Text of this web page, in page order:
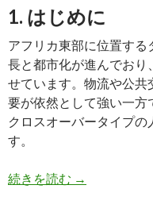
1. はじめに
アフリカ東部に位置す
長と都市化が進んでおり
せています。物流や公共
要が依然として強い一方
クロスオーバータイプ
す。
続きを読む 【買
→